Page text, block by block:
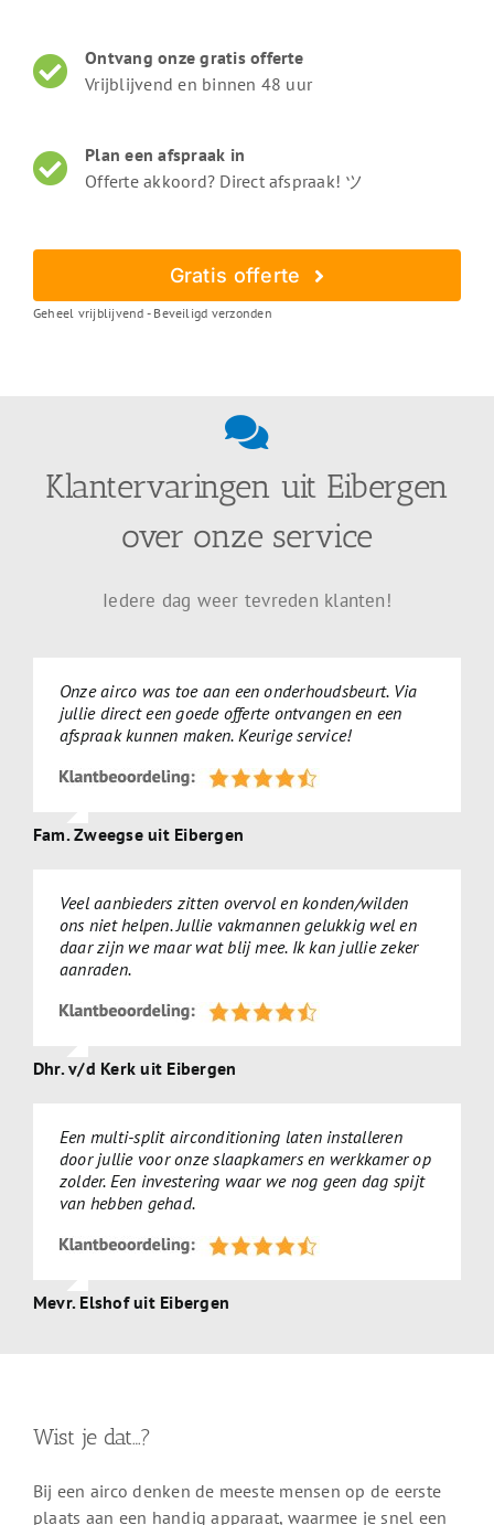
Ontvang onze gratis offerte
Vrijblijvend en binnen 48 uur
Plan een afspraak in
Offerte akkoord? Direct afspraak! ツ
Gratis offerte
Geheel vrijblijvend - Beveiligd verzonden
Klantervaringen uit Eibergen
over onze service
Iedere dag weer tevreden klanten!
Onze airco was toe aan een onderhoudsbeurt. Via
jullie direct een goede offerte ontvangen en een
afspraak kunnen maken. Keurige service!
Fam. Zweegse uit Eibergen
Veel aanbieders zitten overvol en konden/wilden
ons niet helpen. Jullie vakmannen gelukkig wel en
daar zijn we maar wat blij mee. Ik kan jullie zeker
aanraden.
Dhr. v/d Kerk uit Eibergen
Een multi-split airconditioning laten installeren
door jullie voor onze slaapkamers en werkkamer op
zolder. Een investering waar we nog geen dag spijt
van hebben gehad.
Mevr. Elshof uit Eibergen
Wist je dat…?
Bij een airco denken de meeste mensen op de eerste
plaats aan een handig apparaat, waarmee je snel een